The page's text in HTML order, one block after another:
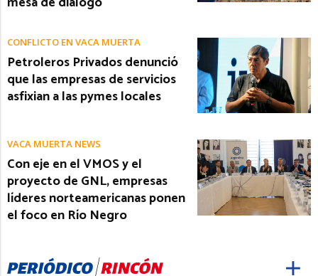
CONFLICTO EN VACA MUERTA
Petroleros Privados denunció
que las empresas de servicios
asfixian a las pymes locales
VACA MUERTA NEWS
Con eje en el VMOS y el
proyecto de GNL, empresas
líderes norteamericanas ponen
el foco en Río Negro